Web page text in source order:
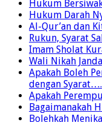
Tidak Puasa
Hukum
Hukum Darah
Al-Qur’an dan
Rukun, Syarat
Imam Sholat
Wali Nikah
Apakah Boleh
dengan Syarat….
Apakah
Bagaimanakah